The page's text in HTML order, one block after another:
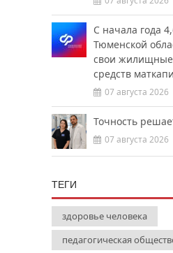
С начала года
Тюменской
свои жилищные
средств
07 августа 2026
Точность
07 августа 2026
ТЕГИ
здоровье человека
педагогическая